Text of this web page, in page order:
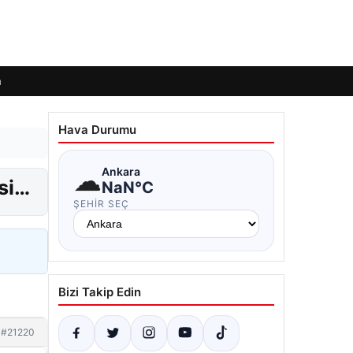
#21220
Hava Durumu
☁Ankara
NaN°C
ŞEHIR SEÇ
Bizi Takip Edin